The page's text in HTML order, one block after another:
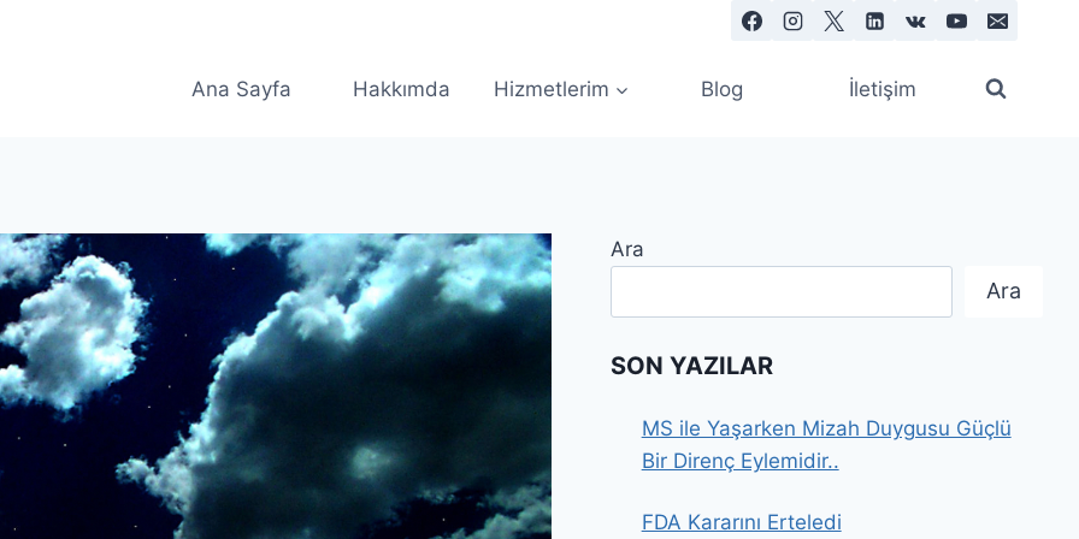
Ana Sayfa Hakkımda Hizmetlerim Blog İletişim
Ara
Ara
SON YAZILAR
MS ile Yaşarken Mizah Duygusu Güçlü
Bir Direnç Eylemidir..
FDA Kararını Erteledi